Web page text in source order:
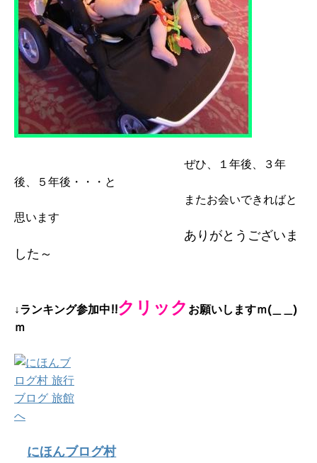
ぜひ、１年後、３年
後、５年後・・・と
またお会いできればと
思います
ありがとうございま
した～
↓ランキング参加中!!クリック お願いしますｍ(＿＿)
ｍ
にほんブログ村